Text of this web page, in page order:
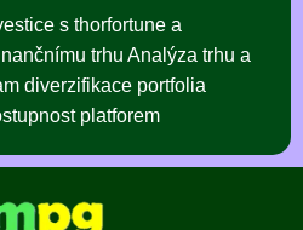
s thorfortune a
trhu Analýza trhu a
diverzifikace portfolia
platforem